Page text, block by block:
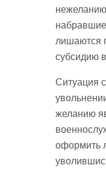
набравшие
лишаются
субсидию
Ситуация
желанию
оформить